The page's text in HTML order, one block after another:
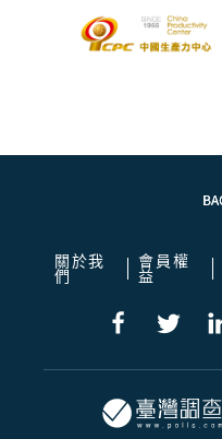
關於我
們
會員權
益